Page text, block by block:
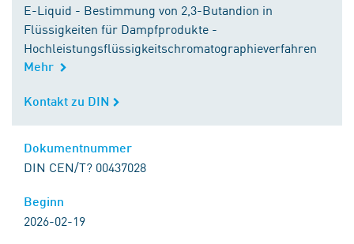
E-Liquid - Bestimmung von 2,3-Butandion in
Flüssigkeiten für Dampfprodukte -
Hochleistungsflüssigkeitschromatographieverfahren
Mehr
Kontakt zu DIN
Kontakt zu DIN
Dokumentnummer
DIN CEN/T? 00437028
Beginn
2026-02-19